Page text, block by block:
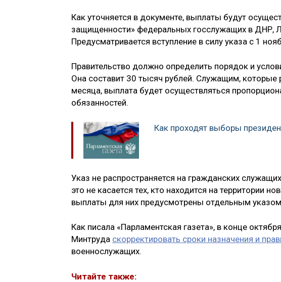
Как уточняется в документе, выплаты будут
защищенности» федеральных госслужащих в ДНР,
Предусматривается вступление в силу указа с 1
Правительство должно определить порядок и
Она составит 30 тысяч рублей. Служащим, которые
месяца, выплата будет осуществляться
обязанностей.
Как проходят выборы
Указ не распространяется на гражданских
это не касается тех, кто находится на территории
выплаты для них предусмотрены отдельным
Как писала «Парламентская газета», в конце
Минтруда скорректировать сроки назначения и
военнослужащих.
Читайте также: